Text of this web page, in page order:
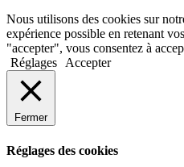
Nous utilisons des cookies sur
expérience possible en retenant
"accepter", vous consentez à
Réglages Accepter
Fermer
Réglages des cookies